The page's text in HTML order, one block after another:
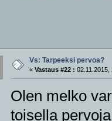
Vs: Tarpeeksi pervoa?
« Vastaus #22 : 02.11.2015,
Olen melko
toisella